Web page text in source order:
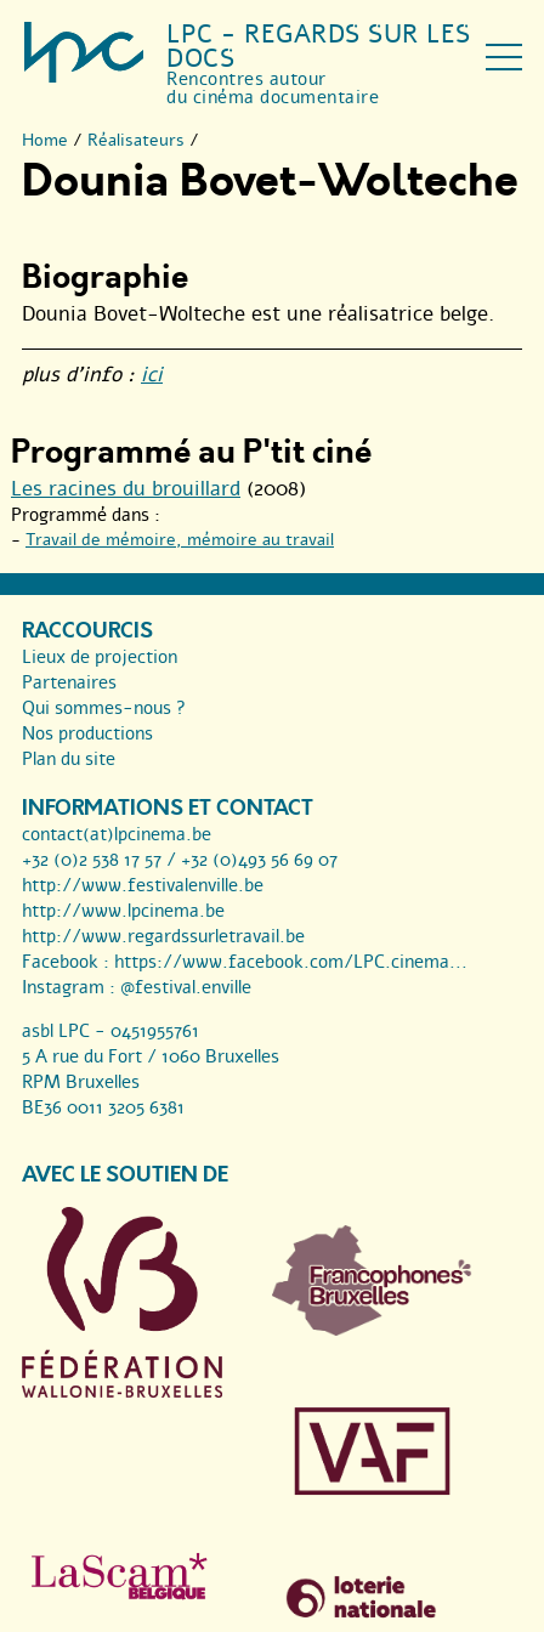
LPC - REGARDS SUR LES
DOCS
Rencontres autour
du cinéma documentaire
Home / Réalisateurs /
Dounia Bovet-Wolteche
Biographie
Dounia Bovet-Wolteche est une réalisatrice belge.
plus d’info : ici
Programmé au P'tit ciné
Les racines du brouillard (2008)
Programmé dans :
- Travail de mémoire, mémoire au travail
RACCOURCIS
Lieux de projection
Partenaires
Qui sommes-nous ?
Nos productions
Plan du site
INFORMATIONS ET CONTACT
contact(at)lpcinema.be
+32 (0)2 538 17 57 / +32 (0)493 56 69 07
http://www.festivalenville.be
http://www.lpcinema.be
http://www.regardssurletravail.be
Facebook : https://www.facebook.com/LPC.cinema...
Instagram : @festival.enville
asbl LPC - 0451955761
5 A rue du Fort / 1060 Bruxelles
RPM Bruxelles
BE36 0011 3205 6381
AVEC LE SOUTIEN DE